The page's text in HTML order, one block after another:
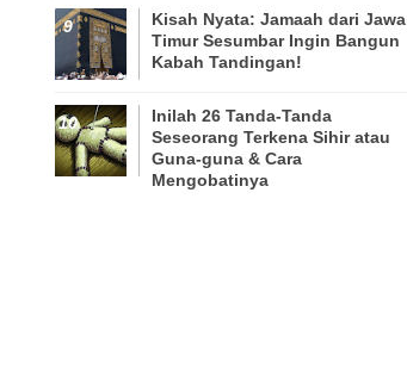
Kisah Nyata: Jamaah dari Jawa
Timur Sesumbar Ingin Bangun
Kabah Tandingan!
Inilah 26 Tanda-Tanda
Seseorang Terkena Sihir atau
Guna-guna & Cara
Mengobatinya